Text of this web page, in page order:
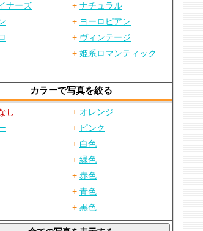
ナーズ + ナチュラル
+ ヨーロピアン
+ ヴィンテージ
+ 姫系ロマンティック
カラーで写真を絞る
し + オレンジ
+ ピンク
+ 白色
+ 緑色
+ 赤色
+ 青色
+ 黒色